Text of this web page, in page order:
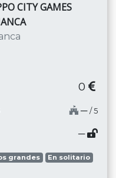
CITY GAMES
0
─ / 5
─
grandes
En solitario